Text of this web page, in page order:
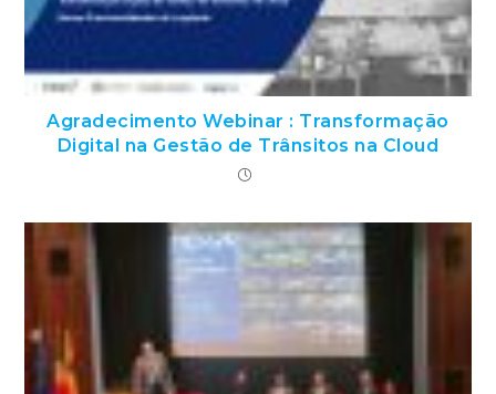
Agradecimento Webinar : Transformação
Digital na Gestão de Trânsitos na Cloud